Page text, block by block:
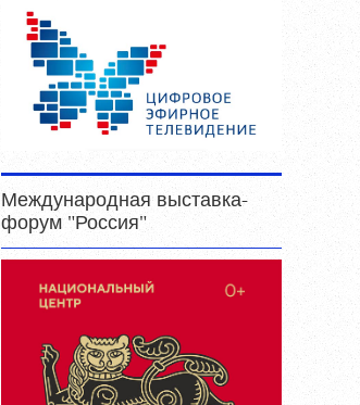
Международная выставка-
форум "Россия"